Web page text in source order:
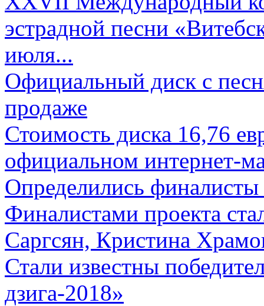
эстрадной песни
июля...
Официальный диск с
продаже
Стоимость диска 16,76
официальном интернет-
Определились
Финалистами проекта
Саргсян, Кристина
Стали известны
дзига-2018»